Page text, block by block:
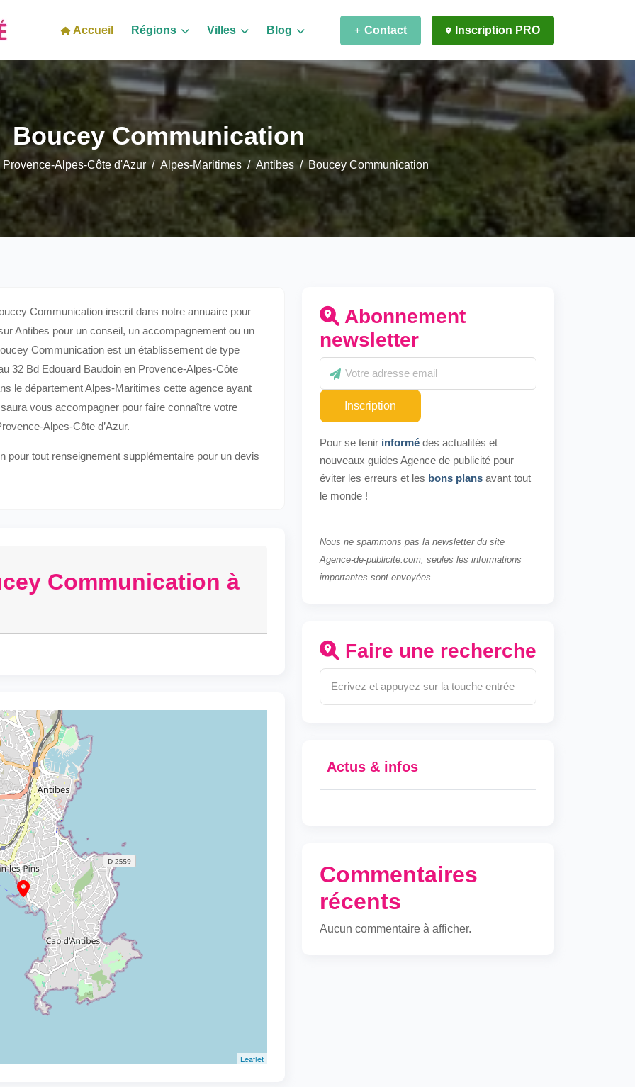
Accueil Régions Villes Blog Contact Inscription PRO
Boucey Communication
Provence-Alpes-Côte d'Azur Alpes-Maritimes Antibes Boucey Communication
Communication inscrit dans notre annuaire pour
Antibes pour un conseil, un accompagnement ou un
Communication est un établissement de type
32 Bd Edouard Baudoin en Provence-Alpes-Côte
le département Alpes-Maritimes cette agence ayant
vous accompagner pour faire connaître votre
Alpes-Côte d’Azur.
pour tout renseignement supplémentaire pour un devis
Communication à
Leaflet
Abonnement
newsletter
Inscription
Pour se tenir informé des actualités et
nouveaux guides Agence de publicité pour
éviter les erreurs et les bons plans avant tout
le monde !
Nous ne spammons pas la newsletter du site
Agence-de-publicite.com, seules les informations
importantes sont envoyées.
Faire une recherche
Actus & infos
Commentaires
récents
Aucun commentaire à afficher.